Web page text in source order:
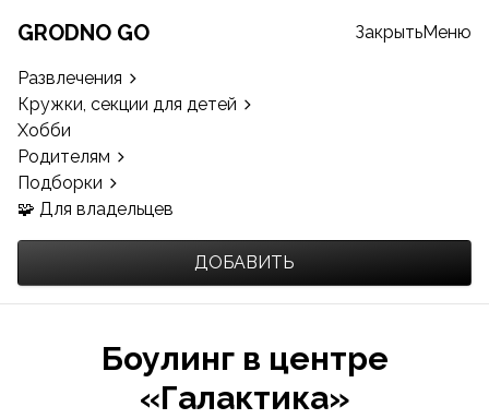
GRODNO GO
Развлечения
Кружки, секции для детей
Хобби
Родителям
Подборки
🧩 Для владельцев
ДОБАВИТЬ
ЗакрытьМеню
Боулинг в центре
«Галактика»